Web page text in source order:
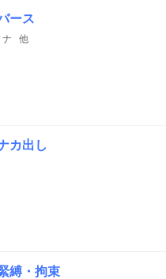
ース
ナ 他
カ出し
縛・拘束